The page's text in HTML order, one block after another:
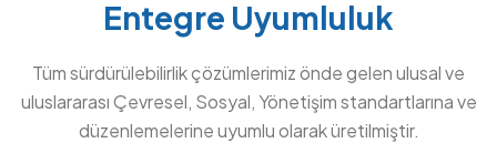
Entegre Uyumluluk
Tüm sürdürülebilirlik çözümlerimiz önde gelen ulusal ve
uluslararası Çevresel, Sosyal, Yönetişim standartlarına ve
düzenlemelerine uyumlu olarak üretilmiştir.